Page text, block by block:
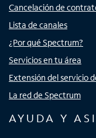
Cancelación de
Lista de canales
¿Por qué Spectrum?
Servicios en tu área
Extensión del servicio
La red de Spectrum
AYUDA Y